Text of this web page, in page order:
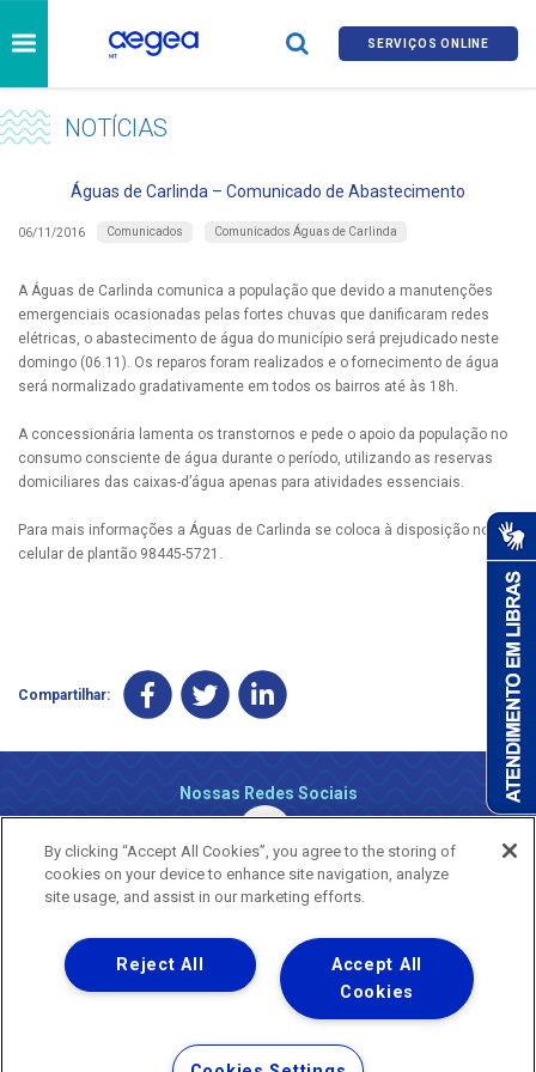
SERVIÇOS ONLINE
NOTÍCIAS
Águas de Carlinda – Comunicado de Abastecimento
06/11/2016 Comunicados Comunicados Águas de Carlinda
A Águas de Carlinda comunica a população que devido a manutenções
emergenciais ocasionadas pelas fortes chuvas que danificaram redes
elétricas, o abastecimento de água do município será prejudicado neste
domingo (06.11). Os reparos foram realizados e o fornecimento de água
será normalizado gradativamente em todos os bairros até às 18h.
A concessionária lamenta os transtornos e pede o apoio da população no
consumo consciente de água durante o período, utilizando as reservas
domiciliares das caixas-d’água apenas para atividades essenciais.
Para mais informações a Águas de Carlinda se coloca à disposição no
celular de plantão 98445-5721.
Compartilhar:
Nossas Redes Sociais
Uma empresa
Copyright ® 2026 - Todos os Direitos Reservados.
Nossa natureza movimenta a vida
Termos Gerais de Uso de Sites e Aplicativos
By clicking “Accept All Cookies”, you agree to the storing of
cookies on your device to enhance site navigation, analyze
site usage, and assist in our marketing efforts.
Accept All
Cookies
Reject All